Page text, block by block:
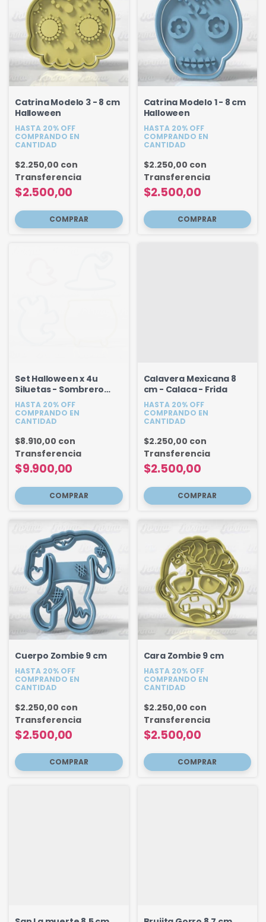
Catrina Modelo 3 - 8 cm
Halloween
HASTA 20% OFF
COMPRANDO EN
CANTIDAD
$2.500,00
$2.250,00 con
Transferencia
Catrina Modelo 1 - 8 cm
Halloween
HASTA 20% OFF
COMPRANDO EN
CANTIDAD
$2.500,00
$2.250,00 con
Transferencia
Set Halloween x 4u
Siluetas - Sombrero
Fantasmas Caldero
HASTA 20% OFF
COMPRANDO EN
CANTIDAD
$9.900,00
$8.910,00 con
Transferencia
Calavera Mexicana 8
cm - Calaca - Frida
HASTA 20% OFF
COMPRANDO EN
CANTIDAD
$2.500,00
$2.250,00 con
Transferencia
Cuerpo Zombie 9 cm
HASTA 20% OFF
COMPRANDO EN
CANTIDAD
$2.500,00
$2.250,00 con
Transferencia
Cara Zombie 9 cm
HASTA 20% OFF
COMPRANDO EN
CANTIDAD
$2.500,00
$2.250,00 con
Transferencia